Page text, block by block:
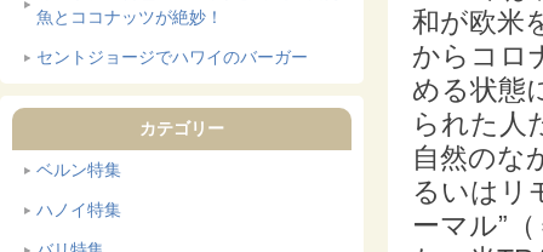
魚とココナッツが絶妙！
セントジョージでハワイのバーガー
カテゴリー
ベルン特集
ハノイ特集
和が欧米
からコロ
める状態
られた人
自然のな
るいはリ
ーマル”